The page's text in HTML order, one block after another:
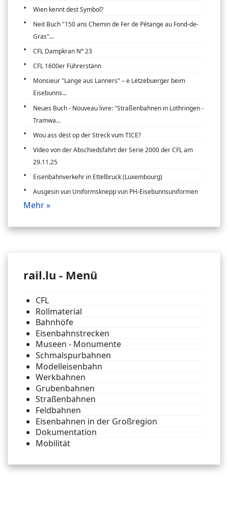
Wien kennt dest Symbol?
Neit Buch "150 ans Chemin de Fer de Pétange au Fond-de-
Gras"...
CFL Dampkran N° 23
CFL 1600er Führerstänn
Monsieur "Lange aus Lanners" – e Lëtzebuerger beim
Eisebunns...
Neues Buch - Nouveau livre: "Straßenbahnen in Lothringen -
Tramwa...
Wou ass dëst op der Streck vum TICE?
Video von der Abschiedsfahrt der Serie 2000 der CFL am
29.11.25
Eisenbahnverkehr in Ettelbruck (Luxembourg)
Ausgesin vun Uniformsknepp vun PH-Eisebunnsuniformen
Mehr »
rail.lu - Menü
CFL
Rollmaterial
Bahnhöfe
Eisenbahnstrecken
Museen - Monumente
Schmalspurbahnen
Modelleisenbahn
Werkbahnen
Grubenbahnen
Straßenbahnen
Feldbahnen
Eisenbahnen in der Großregion
Dokumentation
Mobilität